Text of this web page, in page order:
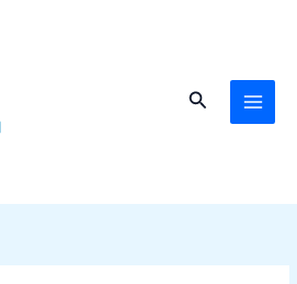
Αναζήτηση